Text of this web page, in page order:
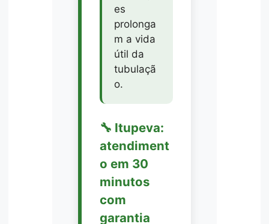
es
prolonga
m a vida
útil da
tubulaçã
o.
🔧 Itupeva:
atendiment
o em 30
minutos
com
garantia